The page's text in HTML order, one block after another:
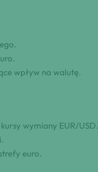
wpływ na walutę.
wymiany EUR/USD.
euro.